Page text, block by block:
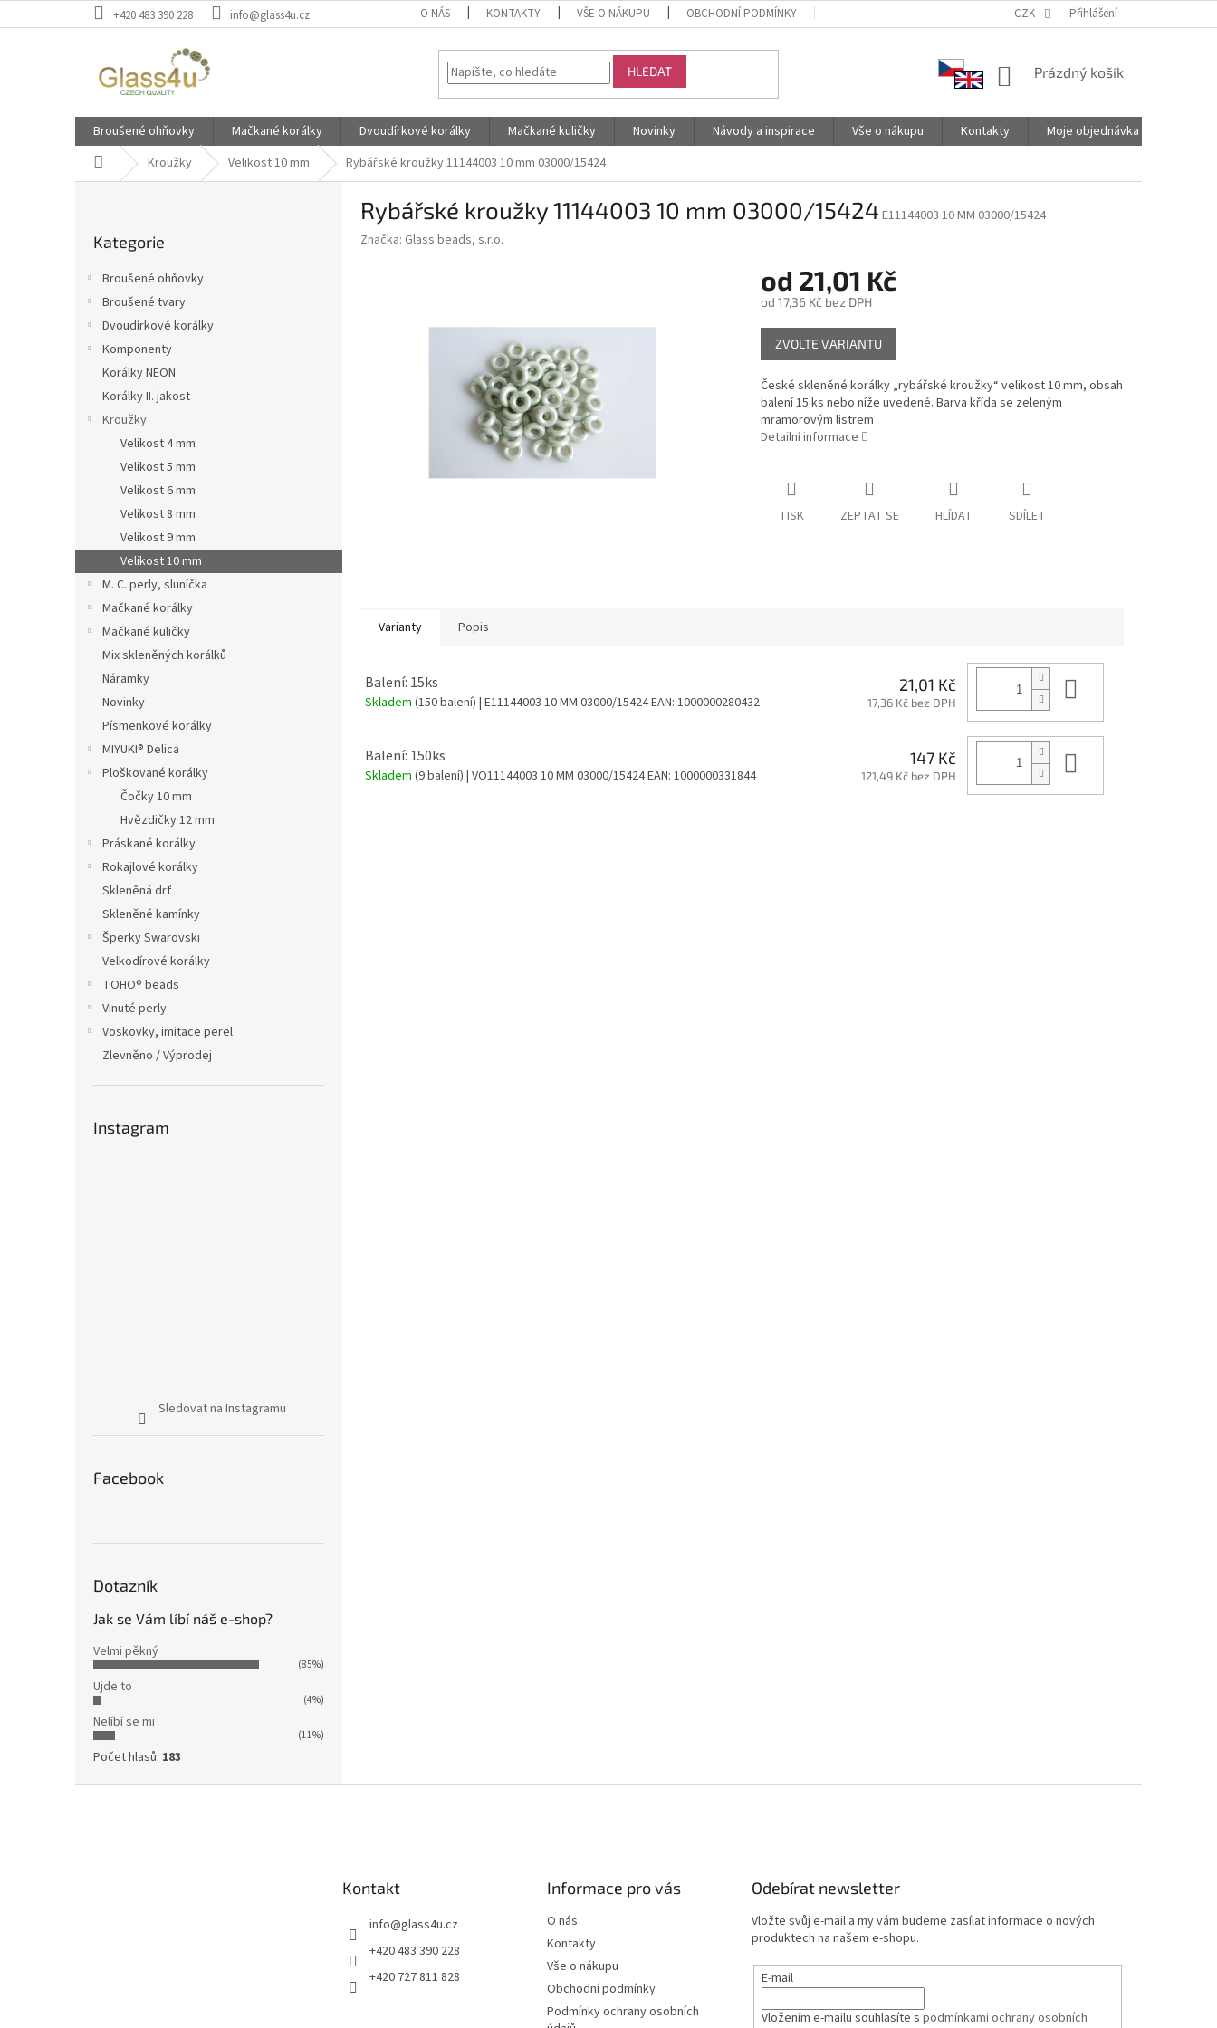
na
+420 483 390 228 info@glass4u.cz O NÁS KONTAKTY VŠE O NÁKUPU OBCHODNÍ PODMÍNKY PODMÍNKY OCHRANY OSOBNÍCH ÚDAJŮ SPOLUPRACUJEME
CZK Přihlášení
HLEDAT
NÁKUPNÍ
Prázdný košík
Broušené ohňovky Mačkané korálky Dvoudírkové korálky Mačkané kuličky Novinky Návody a inspirace Vše o nákupu Kontakty
Moje objednávka
Domů Kroužky Velikost 10 mm Rybářské kroužky 11144003 10 mm 03000/15424
kategorie
Kategorie
Broušené ohňovky
Broušené tvary
Dvoudírkové korálky
Komponenty
Korálky NEON
Korálky II. jakost
Kroužky
Velikost 4 mm
Velikost 5 mm
Velikost 6 mm
Velikost 8 mm
Velikost 9 mm
Velikost 10 mm
M. C. perly, sluníčka
Mačkané korálky
Mačkané kuličky
Mix skleněných korálků
Náramky
Novinky
Písmenkové korálky
MIYUKI® Delica
Ploškované korálky
Čočky 10 mm
Hvězdičky 12 mm
Práskané korálky
Rokajlové korálky
Skleněná drť
Skleněné kamínky
Šperky Swarovski
Velkodírové korálky
TOHO® beads
Vinuté perly
Voskovky, imitace perel
Zlevněno / Výprodej
Instagram
Sledovat na Instagramu
Facebook
Dotazník
Jak se Vám líbí náš e-shop?
Velmi pěkný
(85%)
Ujde to
(4%)
Nelíbí se mi
(11%)
Počet hlasů: 183
Rybářské kroužky 11144003 10 mm 03000/15424 E11144003 10 MM 03000/15424
Značka: Glass beads, s.r.o.
od 21,01 Kč
od 17,36 Kčbez DPH
Měrná
cena:
ZVOLTE VARIANTU
České skleněné korálky „rybářské kroužky“ velikost 10 mm, obsah
balení 15 ks nebo níže uvedené. Barva křída se zeleným
mramorovým listrem
Detailní informace
TISK ZEPTAT SE HLÍDAT SDÍLET
Varianty Popis
Balení: 15ks
Skladem (150 balení) | E11144003 10 MM 03000/15424EAN: 1000000280432
21,01 Kč
17,36 Kč bez DPH
Balení: 150ks
Skladem (9 balení) | VO11144003 10 MM 03000/15424EAN: 1000000331844
147 Kč
121,49 Kč bez DPH
Kontakt
info@glass4u.cz
+420 483 390 228
+420 727 811 828
Informace pro vás
O nás
Kontakty
Vše o nákupu
Obchodní podmínky
Podmínky ochrany osobních
Odebírat newsletter
Vložte svůj e-mail a my vám budeme zasílat informace o nových
produktech na našem e-shopu.
E-mail
Vložením e-mailu souhlasíte spodmínkami ochrany osobních